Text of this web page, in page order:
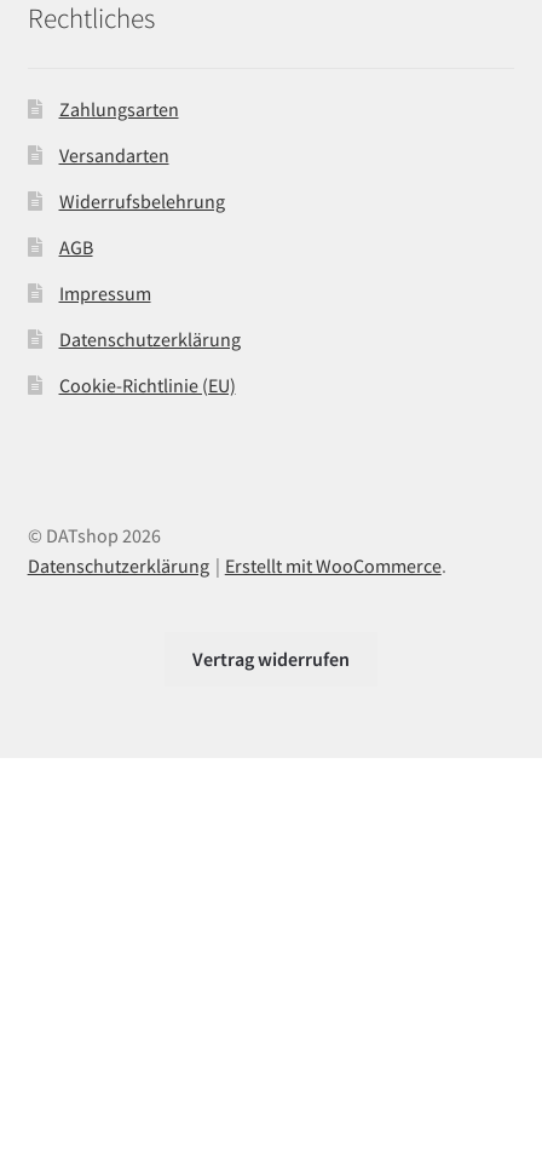
Rechtliches
Zahlungsarten
Versandarten
Widerrufsbelehrung
AGB
Impressum
Datenschutzerklärung
Cookie-Richtlinie (EU)
© DATshop 2026
Datenschutzerklärung
Erstellt mit WooCommerce.
Vertrag widerrufen